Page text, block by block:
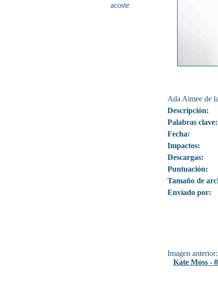
acoste
Ada Aimee de
Descripción:
Palabras clave:
Fecha:
Impactos:
Descargas:
Puntuación:
Tamaño de
Envíado por:
Imagen anterior:
Kate Moss -